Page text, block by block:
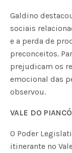
Galdino
sociais
e a perda de
preconceitos.
prejudicam os
emocional das
observou.
VALE DO PIANCÓ
O Poder
itinerante no